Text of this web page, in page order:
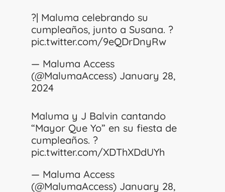
?| Maluma celebrando su
cumpleaños, junto a Susana. ?
pic.twitter.com/9eQDrDnyRw
— Maluma Access
(@MalumaAccess) January 28,
2024
Maluma y J Balvin cantando
“Mayor Que Yo” en su fiesta de
cumpleaños. ?
pic.twitter.com/XDThXDdUYh
— Maluma Access
(@MalumaAccess) January 28,